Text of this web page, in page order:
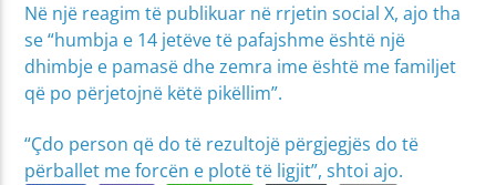
Në një reagim të publikuar në rrjetin social X, ajo tha
se “humbja e 14 jetëve të pafajshme është një
dhimbje e pamasë dhe zemra ime është me familjet
që po përjetojnë këtë pikëllim”.
“Çdo person që do të rezultojë përgjegjës do të
përballet me forcën e plotë të ligjit”, shtoi ajo.